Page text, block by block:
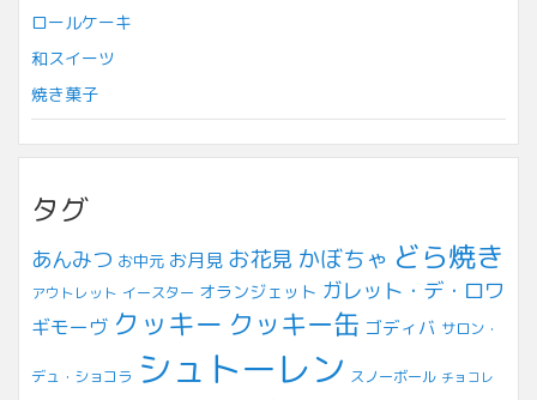
ロールケーキ
和スイーツ
焼き菓子
タグ
あんみつ お中元 お月見 お花見 かぼちゃ どら焼き
アウトレット イースター オランジェット ガレット・デ・ロワ
ギモーヴ クッキー クッキー缶 ゴディバ サロン・
デュ・ショコラ シュトーレン スノーボール チョコレ